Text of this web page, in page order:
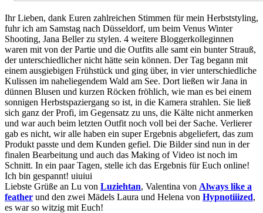
Ihr Lieben, dank Euren zahlreichen Stimmen für mein Herbststyling,
fuhr ich am Samstag nach Düsseldorf, um beim Venus Winter
Shooting, Jana Beller zu stylen. 4 weitere Bloggerkolleginnen
waren mit von der Partie und die Outfits alle samt ein bunter Strauß,
der unterschiedlicher nicht hätte sein können. Der Tag begann mit
einem ausgiebigen Frühstück und ging über, in vier unterschiedliche
Kulissen im naheliegendem Wald am See. Dort ließen wir Jana in
dünnen Blusen und kurzen Röcken fröhlich, wie man es bei einem
sonnigen Herbstspaziergang so ist, in die Kamera strahlen. Sie ließ
sich ganz der Profi, im Gegensatz zu uns, die Kälte nicht anmerken
und war auch beim letzten Outfit noch voll bei der Sache. Verlierer
gab es nicht, wir alle haben ein super Ergebnis abgeliefert, das zum
Produkt passte und dem Kunden gefiel. Die Bilder sind nun in der
finalen Bearbeitung und auch das Making of Video ist noch im
Schnitt. In ein paar Tagen, stelle ich das Ergebnis für Euch online!
Ich bin gespannt! uiuiui
Liebste Grüße an Lu von Luziehtan, Valentina von Always like a
feather und den zwei Mädels Laura und Helena von Hypnotiiized,
es war so witzig mit Euch!